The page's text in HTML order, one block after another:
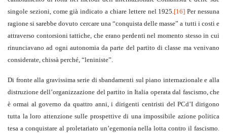
singole sezioni, come già indicato a chiare lettere nel 1925.[16] Per nessuna
ragione si sarebbe dovuto cercare una “conquista delle masse” a tutti i costi e
attraverso contorsioni tattiche, che erano perdenti nel momento stesso in cui
rinunciavano ad ogni autonomia da parte del partito di classe ma venivano
considerate, chissà perché, “leniniste”.
Di fronte alla gravissima serie di sbandamenti sul piano internazionale e alla
distruzione dell’organizzazione del partito in Italia operata dal fascismo, che
è ormai al governo da quattro anni, i dirigenti centristi del PCd’I dirigono
tutta la loro attenzione sulle prospettive di una impossibile azione politica
tesa a conquistare al proletariato un’egemonia nella lotta contro il fascismo.